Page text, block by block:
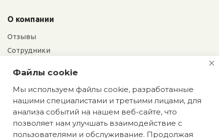
О компании
Отзывы
Сотрудники
Вакансии
Файлы cookie
Мы используем файлы cookie, разработанные
нашими специалистами и третьими лицами, для
анализа событий на нашем веб-сайте, что
позволяет нам улучшать взаимодействие с
пользователями и обслуживание. Продолжая